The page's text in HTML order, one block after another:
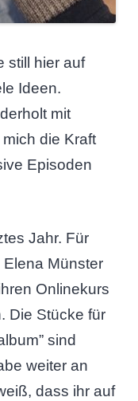
still hier auf
Ideen.
mit
die Kraft
Episoden
Jahr. Für
Münster
Onlinekurs
Die Stücke für
sind
weiter an
dass ihr auf